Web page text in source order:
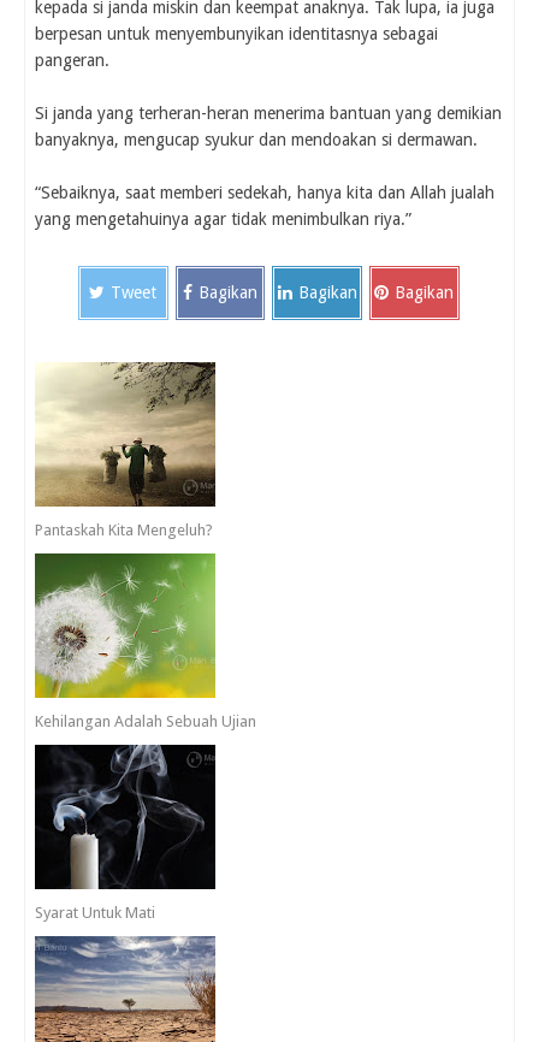
kepada si janda miskin dan keempat anaknya. Tak lupa, ia juga
berpesan untuk menyembunyikan identitasnya sebagai
pangeran.
Si janda yang terheran-heran menerima bantuan yang demikian
banyaknya, mengucap syukur dan mendoakan si dermawan.
“Sebaiknya, saat memberi sedekah, hanya kita dan Allah jualah
yang mengetahuinya agar tidak menimbulkan riya.”
Tweet Bagikan Bagikan Bagikan
Pantaskah Kita Mengeluh?
Kehilangan Adalah Sebuah Ujian
Syarat Untuk Mati